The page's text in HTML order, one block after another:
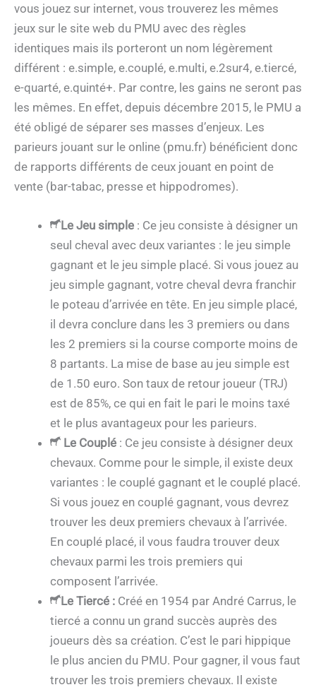
vous jouez sur internet, vous trouverez les mêmes
jeux sur le site web du PMU avec des règles
identiques mais ils porteront un nom légèrement
différent : e.simple, e.couplé, e.multi, e.2sur4, e.tiercé,
e-quarté, e.quinté+. Par contre, les gains ne seront pas
les mêmes. En effet, depuis décembre 2015, le PMU a
été obligé de séparer ses masses d’enjeux. Les
parieurs jouant sur le online (pmu.fr) bénéficient donc
de rapports différents de ceux jouant en point de
vente (bar-tabac, presse et hippodromes).
Le Jeu simple : Ce jeu consiste à désigner un
seul cheval avec deux variantes : le jeu simple
gagnant et le jeu simple placé. Si vous jouez au
jeu simple gagnant, votre cheval devra franchir
le poteau d’arrivée en tête. En jeu simple placé,
il devra conclure dans les 3 premiers ou dans
les 2 premiers si la course comporte moins de
8 partants. La mise de base au jeu simple est
de 1.50 euro. Son taux de retour joueur (TRJ)
est de 85%, ce qui en fait le pari le moins taxé
et le plus avantageux pour les parieurs.
Le Couplé : Ce jeu consiste à désigner deux
chevaux. Comme pour le simple, il existe deux
variantes : le couplé gagnant et le couplé placé.
Si vous jouez en couplé gagnant, vous devrez
trouver les deux premiers chevaux à l’arrivée.
En couplé placé, il vous faudra trouver deux
chevaux parmi les trois premiers qui
composent l’arrivée.
Le Tiercé : Créé en 1954 par André Carrus, le
tiercé a connu un grand succès auprès des
joueurs dès sa création. C’est le pari hippique
le plus ancien du PMU. Pour gagner, il vous faut
trouver les trois premiers chevaux. Il existe